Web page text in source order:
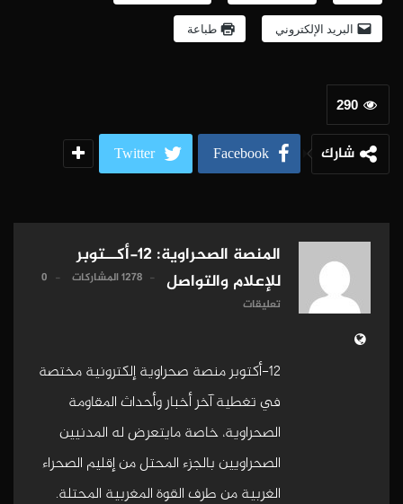
البريد الإلكتروني طباعة
290
شارك Facebook
Twitter
المنصة الصحراوية: 12-أكــتوبر
للإعلام والتواصل
1278 المشاركات
0
تعليقات
12-أكتوبر منصة صحراوية إلكترونية مختصة
في تغطية آخر أخبار وأحداث المقاومة
الصحراوية، خاصة مايتعرض له المدنيين
الصحراويين بالجزء المحتل من إقليم الصحراء
الغربية من طرف القوة المغربية المحتلة.